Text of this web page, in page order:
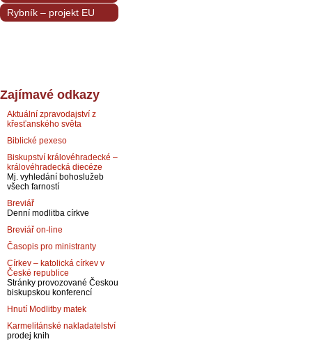
Rybník – projekt EU
Zajímavé odkazy
Aktuální zpravodajství z
křesťanského světa
Biblické pexeso
Biskupství královéhradecké –
královéhradecká diecéze
Mj. vyhledání bohoslužeb
všech farností
Breviář
Denní modlitba církve
Breviář on-line
Časopis pro ministranty
Církev – katolická církev v
České republice
Stránky provozované Českou
biskupskou konferencí
Hnutí Modlitby matek
Karmelitánské nakladatelství
prodej knih